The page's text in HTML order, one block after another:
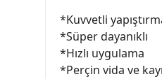
*Kuvvetli
*Süper dayanıklı
*Hızlı uygulama
*Perçin vida ve